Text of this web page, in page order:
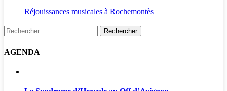
Réjouissances musicales à Rochemontès
Rechercher :
AGENDA